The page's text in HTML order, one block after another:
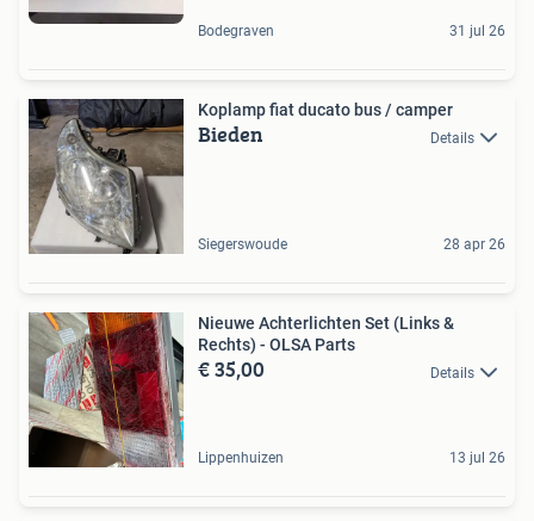
Bodegraven 31 jul 26
Koplamp fiat ducato bus / camper
Bieden Details
Siegerswoude 28 apr 26
Nieuwe Achterlichten Set (Links &
Rechts) - OLSA Parts
€ 35,00 Details
Lippenhuizen 13 jul 26